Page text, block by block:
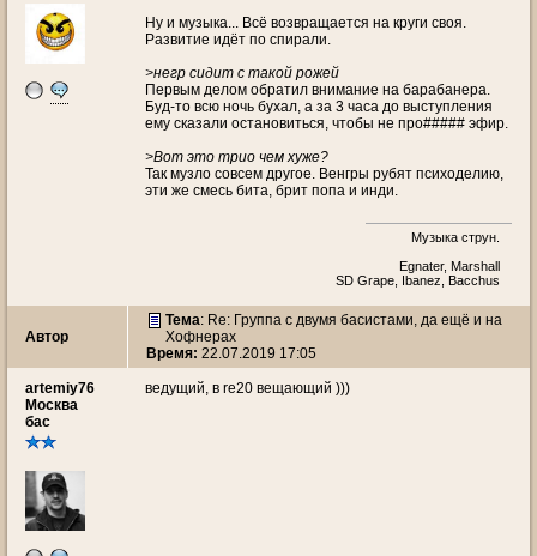
Ну и музыка... Всё возвращается на круги своя.
Развитие идёт по спирали.
>негр сидит с такой рожей
Первым делом обратил внимание на барабанера.
Буд-то всю ночь бухал, а за 3 часа до выступления
ему сказали остановиться, чтобы не про##### эфир.
>Вот это трио чем хуже?
Так музло совсем другое. Венгры рубят психоделию,
эти же смесь бита, брит попа и инди.
Музыка струн.
Egnater, Marshall
SD Grape, Ibanez, Bacchus
Автор
Тема: Re: Группа с двумя басистами, да ещё и на
Хофнерах
Время: 22.07.2019 17:05
artemiy76
Москва
бас
ведущий, в re20 вещающий )))